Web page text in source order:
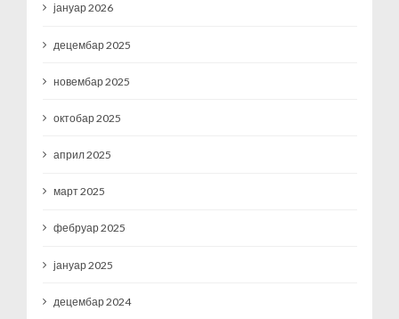
јануар 2026
децембар 2025
новембар 2025
октобар 2025
април 2025
март 2025
фебруар 2025
јануар 2025
децембар 2024